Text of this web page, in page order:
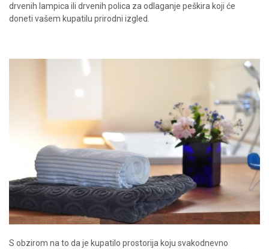
drvenih lampica ili drvenih polica za odlaganje peškira koji će
doneti vašem kupatilu prirodni izgled.
S obzirom na to da je kupatilo prostorija koju svakodnevno